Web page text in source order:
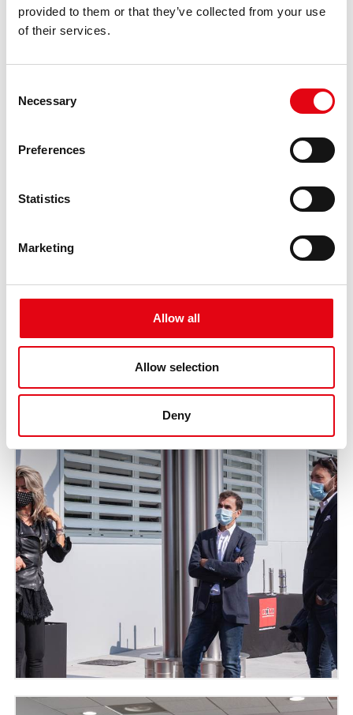
provided to them or that they’ve collected from your use
of their services.
Selection
Necessary
Preferences
Statistics
Marketing
Allow all
Allow selection
Deny